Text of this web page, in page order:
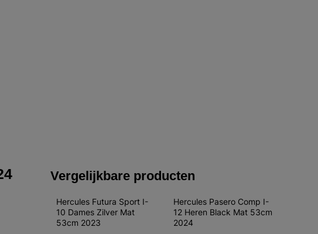
Vergelijkbare producten
Hercules Futura Sport I-
10 Dames Zilver Mat
53cm 2023
Hercules Pasero Comp I-
12 Heren Black Mat 53cm
2024